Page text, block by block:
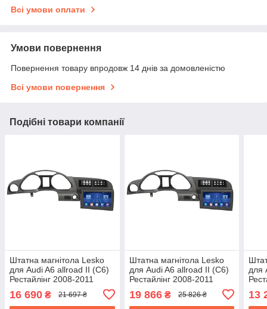
Всі умови оплати
Умови повернення
Повернення товару впродовж 14 днів за домовленістю
Всі умови повернення
Подібні товари компанії
Штатна магнітола Lesko
для Audi A6 allroad II (C6)
Рестайлінг 2008-2011
екран 9" 4/32Gb 4G Wi-Fi
GPS Top
16 690 ₴ 21 697 ₴
Штатна магнітола Lesko
для Audi A6 allroad II (C6)
Рестайлінг 2008-2011
екран 9" 6/128Gb 4G Wi-Fi
GPS Top
19 866₴ 25 826 ₴
для
13